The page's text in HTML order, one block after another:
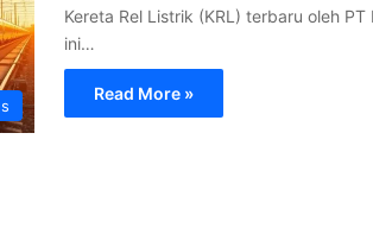
Kereta Rel Listrik (KRL) terbaru oleh PT
ini…
Read More »